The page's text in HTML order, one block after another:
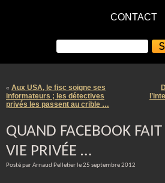
CONTACT
« Aux USA, le fisc soigne ses
informateurs ; les détectives
privés les passent au crible …
QUAND FACEBOOK
VIE PRIVÉE …
Posté par Arnaud Pelletier le 25 septembre 2012